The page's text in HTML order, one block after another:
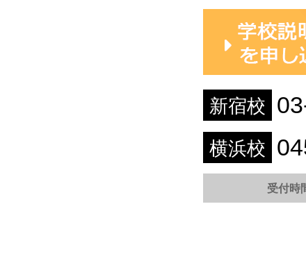
新宿校
横浜校
受付時